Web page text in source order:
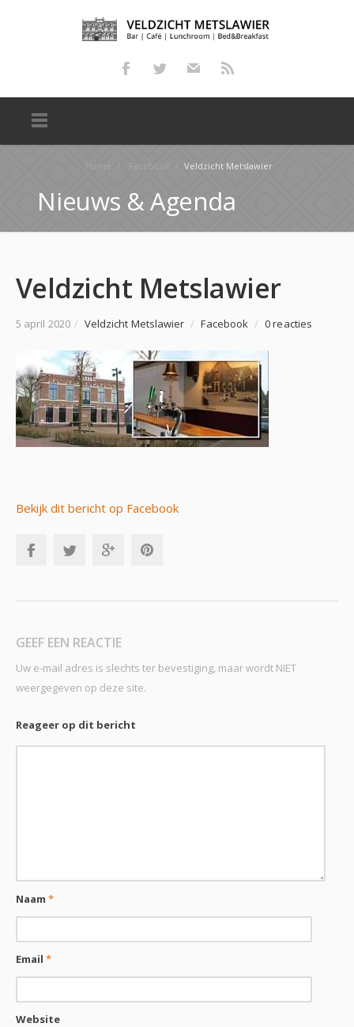
Home Facebook Veldzicht Metslawier
Nieuws & Agenda
Veldzicht Metslawier
5 april 2020 / Veldzicht Metslawier / Facebook / 0 reacties
Bekijk dit bericht op Facebook
GEEF EEN REACTIE
Uw e-mail adres is slechts ter bevestiging, maar wordt NIET
weergegeven op deze site.
Reageer op dit bericht
Naam*
Email*
Website